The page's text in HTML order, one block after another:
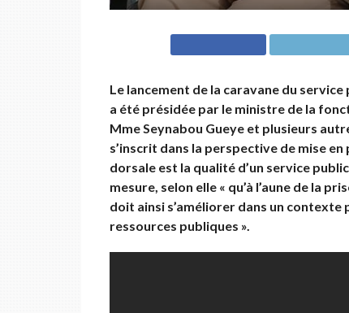
Le lancement de la caravane du
a été présidée par le ministre de la
Mme Seynabou Gueye et plusieurs
s’inscrit dans la perspective de mise
dorsale est la qualité d’un service
mesure, selon elle « qu’à l’aune de la
doit ainsi s’améliorer dans un
ressources publiques ».